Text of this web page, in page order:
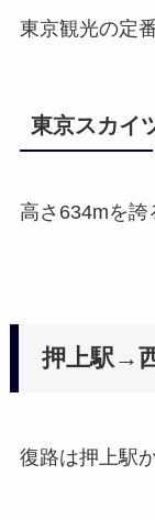
東京観光の定
東京スカイ
高さ634mを誇
押上駅→
復路は押上駅